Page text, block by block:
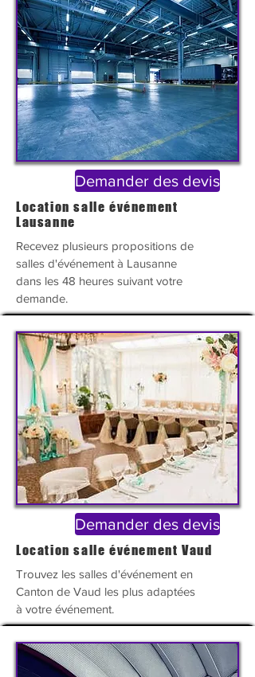
Demander des devis
Location salle événement
Lausanne
Recevez plusieurs propositions de
salles d'événement à Lausanne
dans les 48 heures suivant votre
demande.
Demander des devis
Location salle événement Vaud
Trouvez les salles d'événement en
Canton de Vaud les plus adaptées
à votre événement.